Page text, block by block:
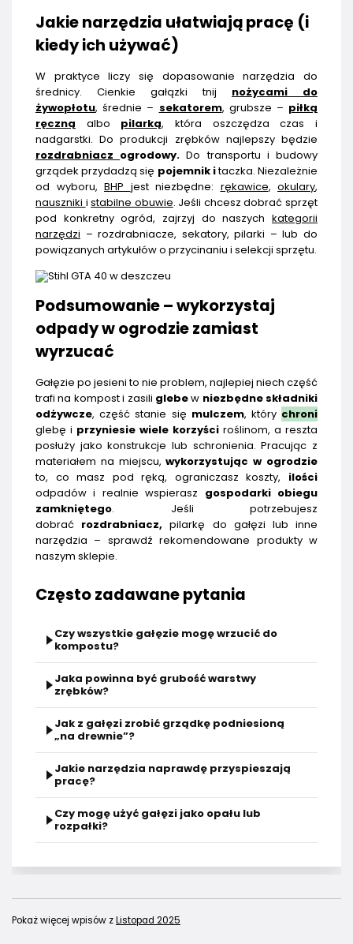
Jakie narzędzia ułatwiają pracę (i
kiedy ich używać)
W praktyce liczy się dopasowanie narzędzia do
średnicy. Cienkie gałązki tnij nożycami do
żywopłotu, średnie – sekatorem, grubsze – piłką
ręczną albo pilarką, która oszczędza czas i
nadgarstki. Do produkcji zrębków najlepszy będzie
rozdrabniacz ogrodowy. Do transportu i budowy
grządek przydadzą się pojemnik itaczka. Niezależnie
od wyboru, BHP jest niezbędne: rękawice, okulary,
nauszniki istabilne obuwie. Jeśli chcesz dobrać sprzęt
pod konkretny ogród, zajrzyj do naszych kategorii
narzędzi – rozdrabniacze, sekatory, pilarki – lub do
powiązanych artykułów o przycinaniu i selekcji sprzętu.
Podsumowanie – wykorzystaj
odpady w ogrodzie zamiast
wyrzucać
Gałęzie po jesieni to nie problem, najlepiej niech część
trafi na kompost i zasili glebew niezbędne składniki
odżywcze, część stanie się mulczem, który chroni
glebę i przyniesie wiele korzyści roślinom, a reszta
posłuży jako konstrukcje lub schronienia. Pracując z
materiałem na miejscu,wykorzystując w ogrodzie
to, co masz pod ręką, ograniczasz koszty, ilości
odpadów i realnie wspierasz gospodarki obiegu
zamkniętego. Jeśli potrzebujesz
dobrać rozdrabniacz, pilarkę do gałęzi lub inne
narzędzia – sprawdź rekomendowane produkty w
naszym sklepie.
Często zadawane pytania
Czy wszystkie gałęzie mogę wrzucić do
kompostu?
Jaka powinna być grubość warstwy
zrębków?
Jak z gałęzi zrobić grządkę podniesioną
„na drewnie”?
Jakie narzędzia naprawdę przyspieszają
pracę?
Czy mogę użyć gałęzi jako opału lub
rozpałki?
Pokaż więcej wpisów zListopad 2025